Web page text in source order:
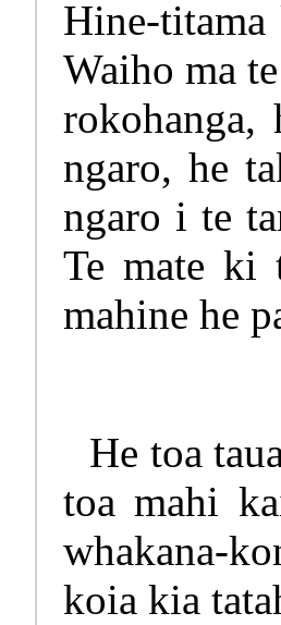
Hine-
Waiho ma
ngaro, he
ngaro i te
Te mate ki
mahine he
He toa
toa mahi
whakana-
koia kia